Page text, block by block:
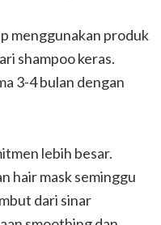
menggunakan produk
shampoo keras.
3-4 bulan dengan
lebih besar.
hair mask seminggu
dari sinar